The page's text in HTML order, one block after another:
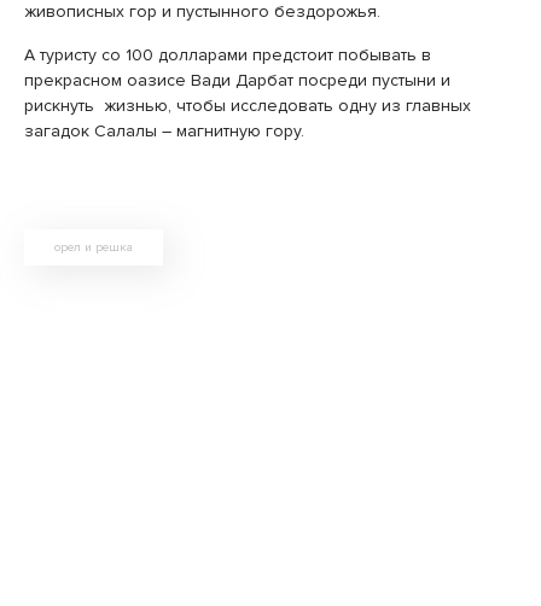
живописных гор и пустынного бездорожья.
А туристу со 100 долларами предстоит побывать в
прекрасном оазисе Вади Дарбат посреди пустыни и
рискнуть жизнью, чтобы исследовать одну из главных
загадок Салалы – магнитную гору.
орел и решка